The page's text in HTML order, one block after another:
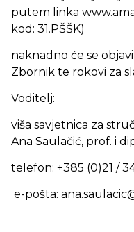
putem linka
kod: 31.PŠŠK)
naknadno će se
Zbornik te rokovi za
Voditelj:
viša savjetnica za
Ana Saulačić, prof. i
telefon: +385 (0)21 /
e-pošta: